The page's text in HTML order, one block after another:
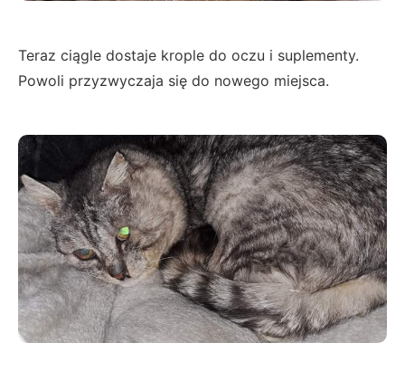
Teraz ciągle dostaje krople do oczu i suplementy.
Powoli przyzwyczaja się do nowego miejsca.